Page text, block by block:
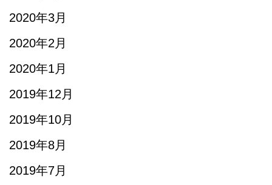
2020年3月
2020年2月
2020年1月
2019年12月
2019年10月
2019年8月
2019年7月